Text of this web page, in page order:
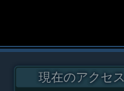
現在のアクセス